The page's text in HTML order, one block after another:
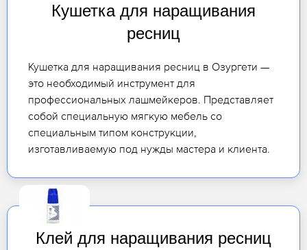
Кушетка для наращивания
ресниц
Кушетка для наращивания ресниц в Озургети —
это необходимый инструмент для
профессиональных лашмейкеров. Представляет
собой специальную мягкую мебель со
специальным типом конструкции,
изготавливаемую под нужды мастера и клиента.
Клей для наращивания ресниц